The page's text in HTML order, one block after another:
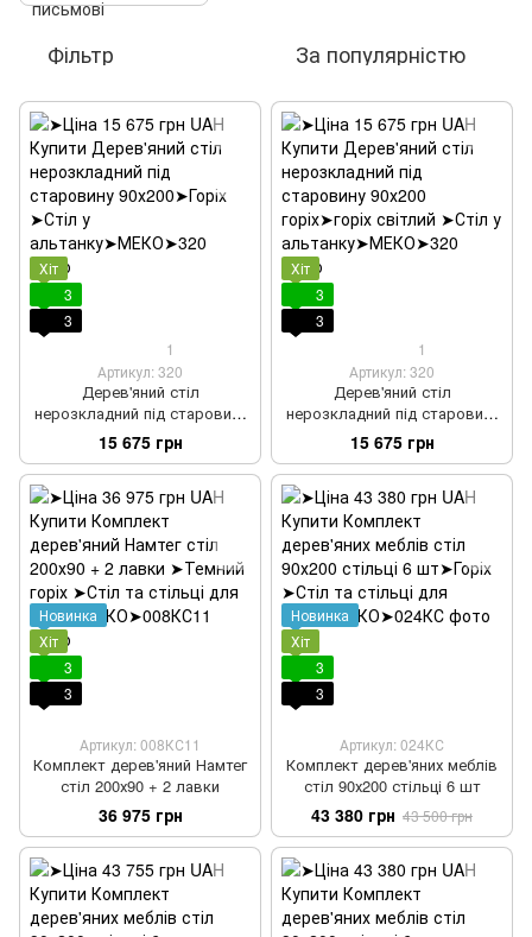
Фільтр За популярністю
Хіт
3
3
1
Артикул: 320
Дерев'яний стіл
нерозкладний під старовину
90х200
15 675 грн
Хіт
3
3
1
Артикул: 320
Дерев'яний стіл
нерозкладний під старовину
90х200 горіх
15 675 грн
Новинка
Хіт
3
3
Артикул: 008КС11
Комплект дерев'яний Намтег
стіл 200х90 + 2 лавки
36 975 грн
Новинка
Хіт
3
3
Артикул: 024КС
Комплект дерев'яних меблів
стіл 90х200 стільці 6 шт
43 380 грн 43 500 грн